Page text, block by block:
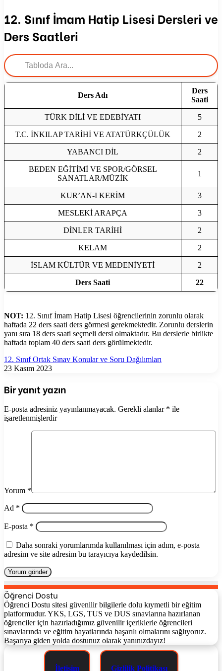
12. Sınıf İmam Hatip Lisesi Dersleri ve
Ders Saatleri
Ders Adı
Ders
Saati
TÜRK DİLİ VE EDEBİYATI 5
T.C. İNKILAP TARİHİ VE ATATÜRKÇÜLÜK 2
YABANCI DİL 2
BEDEN EĞİTİMİ VE SPOR/GÖRSEL
SANATLAR/MÜZİK
1
KUR’AN-I KERİM 3
MESLEKİ ARAPÇA 3
DİNLER TARİHİ 2
KELAM 2
İSLAM KÜLTÜR VE MEDENİYETİ 2
Ders Saati 22
NOT: 12. Sınıf İmam Hatip Lisesi öğrencilerinin zorunlu olarak
haftada 22 ders saati ders görmesi gerekmektedir. Zorunlu derslerin
yanı sıra 18 ders saati seçmeli dersi olmaktadır. Bu derslerle birlikte
haftada toplam 40 ders saati ders görülmektedir.
12. Sınıf Ortak Sınav Konular ve Soru Dağılımları
23 Kasım 2023
Bir yanıt yazın
E-posta adresiniz yayınlanmayacak. Gerekli alanlar * ile
işaretlenmişlerdir
Yorum *
Ad *
E-posta *
Daha sonraki yorumlarımda kullanılması için adım, e-posta
adresim ve site adresim bu tarayıcıya kaydedilsin.
Öğrenci Dostu
Öğrenci Dostu sitesi güvenilir bilgilerle dolu kıymetli bir eğitim
platformudur. YKS, LGS, TUS ve DUS sınavlarına hazırlanan
öğrenciler için hazırladığımız güvenilir içeriklerle öğrencileri
sınavlarında ve eğitim hayatlarında başarılı olmalarını sağlıyoruz.
Başarıya giden yolda dostunuz olarak yanınızdayız!
İletişim Gizlilik Politikası